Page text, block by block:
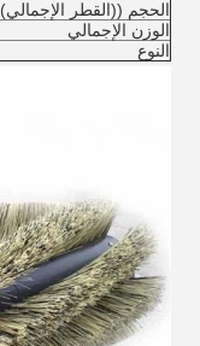
الحجم ((القطر الإجمالي)
الوزن الإجمالي
النوع